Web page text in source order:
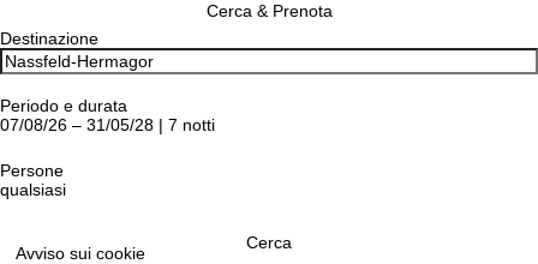
Avviso sui cookie
Cerca & Prenota
Destinazione
Periodo e durata
07/08/26 – 31/05/28 | 7 notti
Persone
qualsiasi
Cerca